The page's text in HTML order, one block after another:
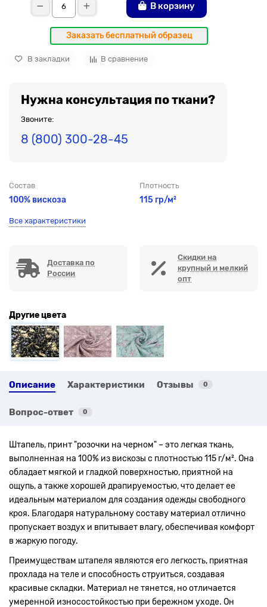
В корзину
Заказать бесплатный образец
В закладки В сравнение
Нужна консультация по ткани?
Звоните:
8 (800) 300-28-45
Состав
100% вискоза
Плотность
115 гр/м²
Все характеристики
Доставка по
России
Скидки на
крупный и мелкий
опт
Другие цвета
Описание Характеристики Отзывы 0
Вопрос-ответ 0
Штапель, принт "розочки на черном" – это легкая ткань,
выполненная на 100% из вискозы с плотностью 115 г/м². Она
обладает мягкой и гладкой поверхностью, приятной на
ощупь, а также хорошей драпируемостью, что делает ее
идеальным материалом для создания одежды свободного
кроя. Благодаря натуральному составу материал отлично
пропускает воздух и впитывает влагу, обеспечивая комфорт
в жаркую погоду.
Преимуществам штапеля являются его легкость, приятная
прохлада на теле и способность струиться, создавая
красивые складки. Материал не тянется, но отличается
умеренной износостойкостью при бережном уходе. Он